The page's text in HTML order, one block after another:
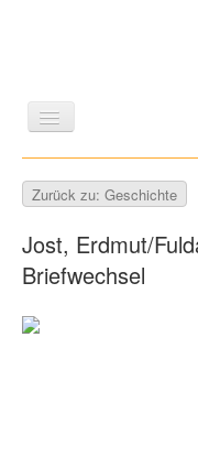
GESCHICHTE
Zurück zu: Geschichte
Jost, Erdmut/
Briefwechsel